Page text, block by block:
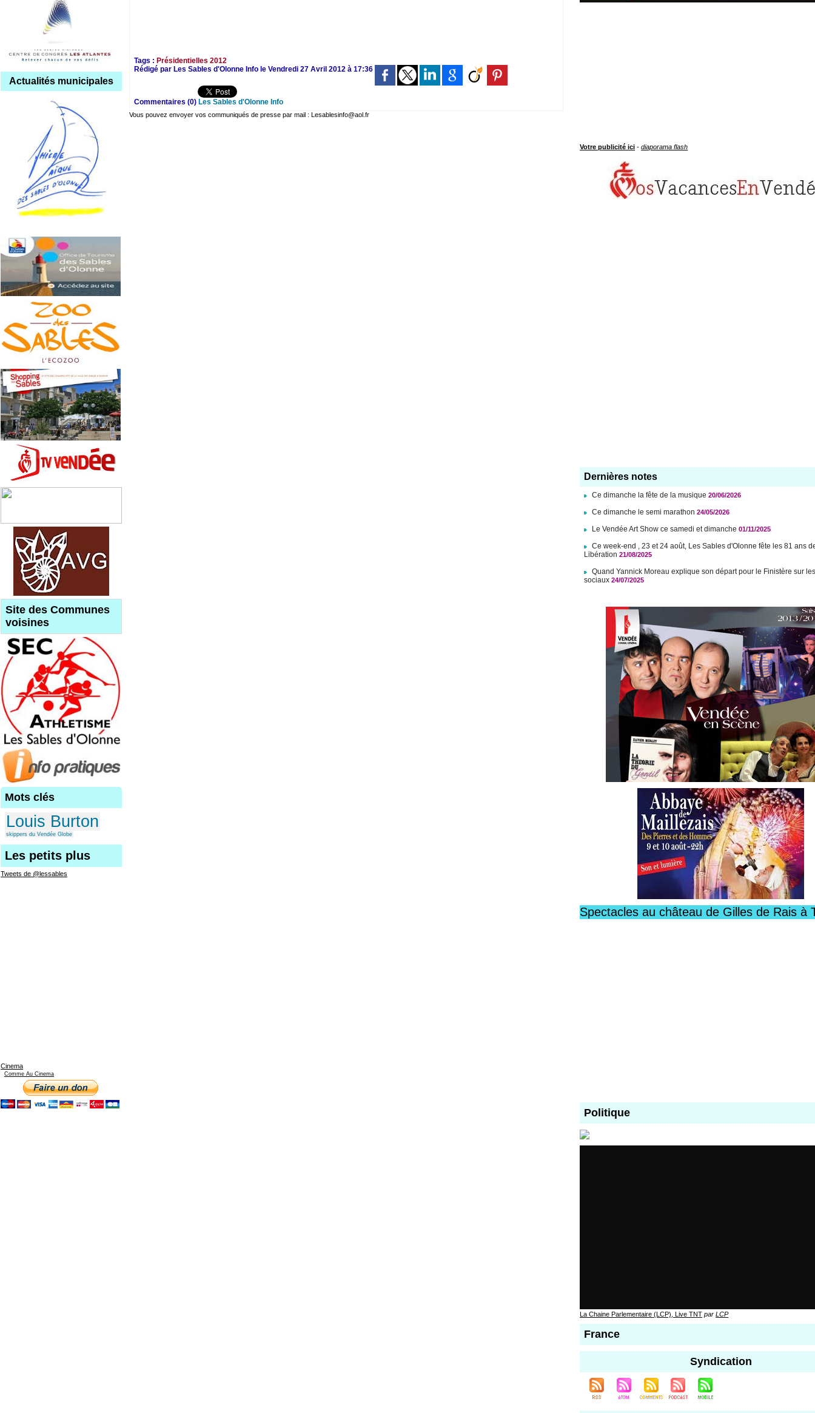
Actualités municipales
Site des Communes
voisines
Mots clés
Louis Burton
skippers du Vendée Globe
Les petits plus
Tweets de @lessables
Cinema
Comme Au Cinema
Tags : Présidentielles 2012
Rédigé par Les Sables d'Olonne Info le Vendredi 27 Avril 2012 à 17:36
Commentaires (0) Les Sables d'Olonne Info
Vous pouvez envoyer vos communiqués de presse par mail : Lesablesinfo@aol.fr
Votre publicité ici -diaporama flash
Dernières notes
Ce dimanche la fête de la musique 20/06/2026
Ce dimanche le semi marathon24/05/2026
Le Vendée Art Show ce samedi et dimanche 01/11/2025
Ce week-end , 23 et 24 août, Les Sables d'Olonne fête les 81 ans
Libération21/08/2025
Quand Yannick Moreau explique son départ pour le Finistère sur
sociaux 24/07/2025
Spectacles au château de Gilles de Rais à
Politique
La Chaine Parlementaire (LCP), Live TNT parLCP
France
Syndication